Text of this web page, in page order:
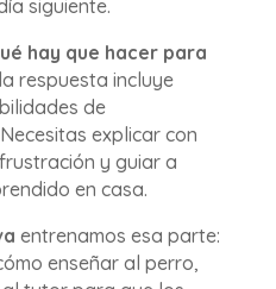
siguiente.
hay que hacer para
respuesta incluye
de
explicar con
y guiar a
en casa.
entrenamos esa parte:
enseñar al perro,